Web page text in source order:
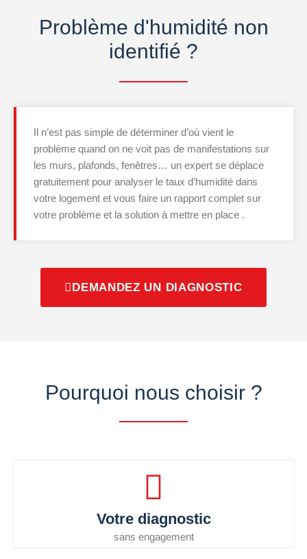
Problème d'humidité non
identifié ?
Il n’est pas simple de déterminer d’où vient le
problème quand on ne voit pas de manifestations sur
les murs, plafonds, fenêtres… un expert se déplace
gratuitement pour analyser le taux d’humidité dans
votre logement et vous faire un rapport complet sur
votre problème et la solution à mettre en place .
DEMANDEZ UN DIAGNOSTIC
Pourquoi nous choisir ?
Votre diagnostic
sans engagement